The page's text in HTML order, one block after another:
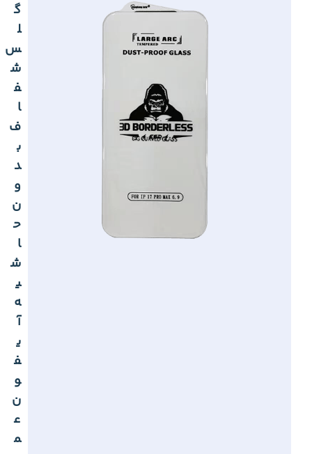
گ
ل
س
ش
ف
ا
ف
ب
د
و
ن
ح
ا
ش
ی
ه
آ
ی
ف
و
ن
ع
م